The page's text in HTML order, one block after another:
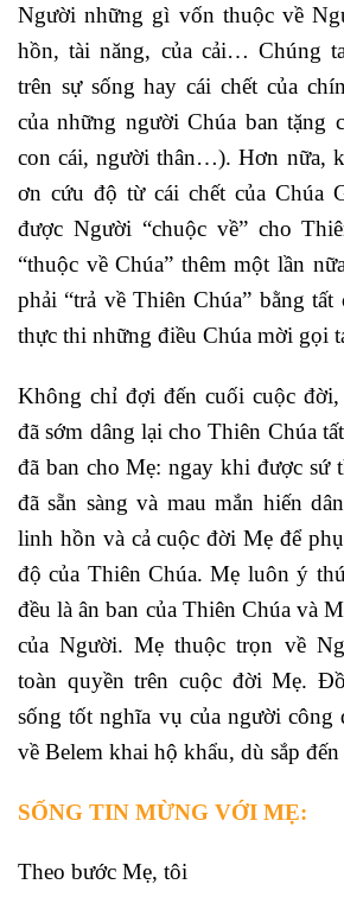
Người những gì vốn thuộc về
hồn, tài năng, của cải… Chúng
trên sự sống hay cái chết của
của những người Chúa ban tặng
con cái, người thân…). Hơn nữa,
ơn cứu độ từ cái chết của Chúa
được Người “chuộc về” cho
“thuộc về Chúa” thêm một lần
phải “trả về Thiên Chúa” bằng
thực thi những điều Chúa mời gọi
Không chỉ đợi đến cuối cuộc
đã sớm dâng lại cho Thiên Chúa
đã ban cho Mẹ: ngay khi được sứ
đã sẵn sàng và mau mắn hiến
linh hồn và cả cuộc đời Mẹ để
độ của Thiên Chúa. Mẹ luôn ý
đều là ân ban của Thiên Chúa và
của Người. Mẹ thuộc trọn về
toàn quyền trên cuộc đời Mẹ.
sống tốt nghĩa vụ của người công
về Belem khai hộ khẩu, dù sắp
SỐNG TIN MỪNG VỚI MẸ:
Theo bước Mẹ, tôi